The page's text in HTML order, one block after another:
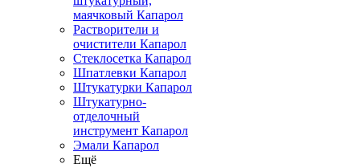
маячковый Капарол
Растворители и
очистители Капарол
Cтеклосетка Капарол
Шпатлевки Капарол
Штукатурки Капарол
Штукатурно-
отделочный
инструмент Капарол
Эмали Капарол
Ещё